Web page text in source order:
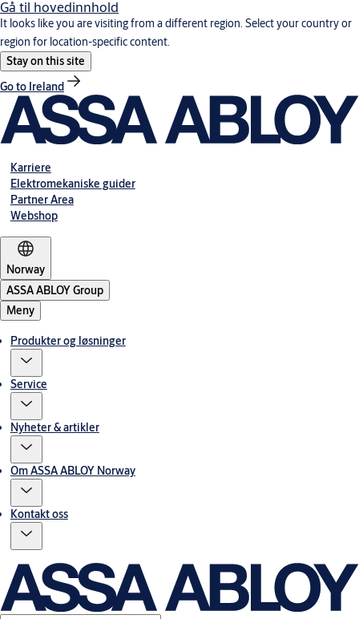
Gå til hovedinnhold
It looks like you are visiting from a different region. Select your country or
region for location-specific content.
Stay on this site
Go to Ireland
Karriere
Elektromekaniske guider
Partner Area
Webshop
Norway
ASSA ABLOY Group
Meny
Produkter og løsninger
Service
Nyheter & artikler
Om ASSA ABLOY Norway
Kontakt oss